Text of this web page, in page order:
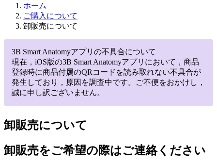
ホーム
ご購入について
卸販売について
3B Smart Anatomyアプリの不具合について
現在，iOS版の3B Smart Anatomyアプリにおいて，商品
登録時に商品付属のQRコードを読み取れない不具合が
発生しており，原因を調査中です。ご不便をおかけし，
誠に申し訳ございません。
卸販売について
卸販売をご希望の際はご連絡ください